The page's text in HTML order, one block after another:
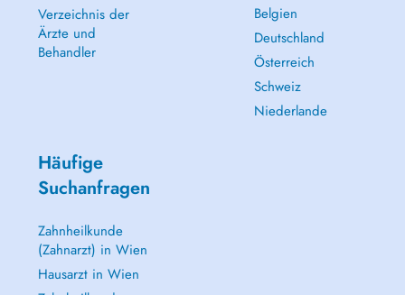
Verzeichnis der
Ärzte und
Behandler
Belgien
Deutschland
Österreich
Schweiz
Niederlande
Häufige
Suchanfragen
Zahnheilkunde
(Zahnarzt) in Wien
Hausarzt in Wien